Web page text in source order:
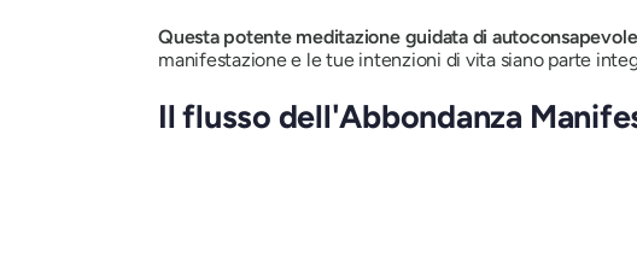
Questa potente meditazione guidata di
manifestazione e le tue intenzioni di vita siano parte
Il flusso dell'Abbondanza